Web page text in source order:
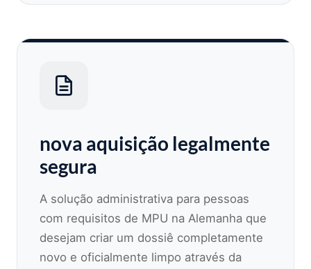
nova aquisição legalmente
segura
A solução administrativa para pessoas
com requisitos de MPU na Alemanha que
desejam criar um dossiê completamente
novo e oficialmente limpo através da